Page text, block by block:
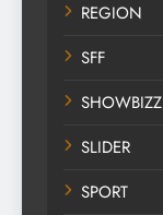
REGION
SFF
SHOWBIZZ
SLIDER
SPORT